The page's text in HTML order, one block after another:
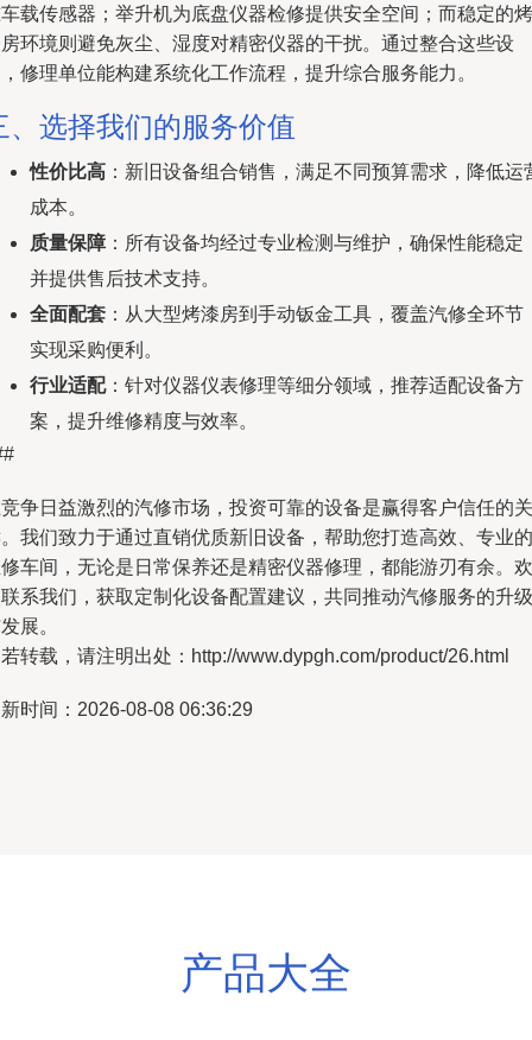
载传感器；举升机为底盘仪器检修提供安全空间；而稳定的烤
环境则避免灰尘、湿度对精密仪器的干扰。通过整合这些设
修理单位能构建系统化工作流程，提升综合服务能力。
、选择我们的服务价值
性价比高 ：新旧设备组合销售，满足不同预算需求，降低运
成本。
质量保障 ：所有设备均经过专业检测与维护，确保性能稳定
并提供售后技术支持。
全面配套 ：从大型烤漆房到手动钣金工具，覆盖汽修全环节
实现采购便利。
行业适配：针对仪器仪表修理等细分领域，推荐适配设备方
案，提升维修精度与效率。
争日益激烈的汽修市场，投资可靠的设备是赢得客户信任的关
我们致力于通过直销优质新旧设备，帮助您打造高效、专业的
车间，无论是日常保养还是精密仪器修理，都能游刃有余。欢
系我们，获取定制化设备配置建议，共同推动汽修服务的升级
展。
转载，请注明出处：http://www.dypgh.com/product/26.html
时间：2026-08-08 06:36:29
产品大全